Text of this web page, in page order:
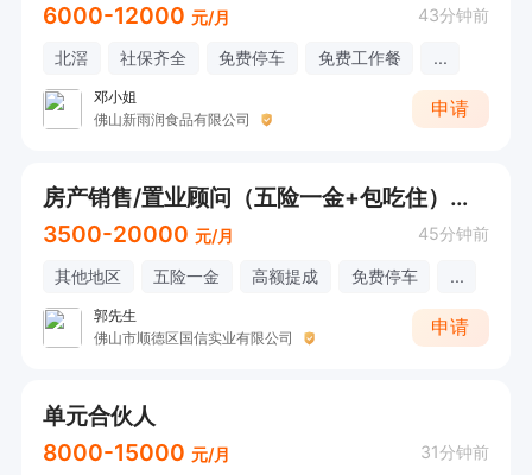
6000-12000 元/月 43分钟前
北滘 社保齐全 免费停车 免费工作餐 ...
邓小姐
佛山新雨润食品有限公司
申请
房产销售/置业顾问（五险一金+包吃住）肇庆金利
3500-20000 元/月 45分钟前
其他地区 五险一金 高额提成 免费停车 ...
郭先生
佛山市顺德区国信实业有限公司
申请
单元合伙人
8000-15000 元/月 31分钟前